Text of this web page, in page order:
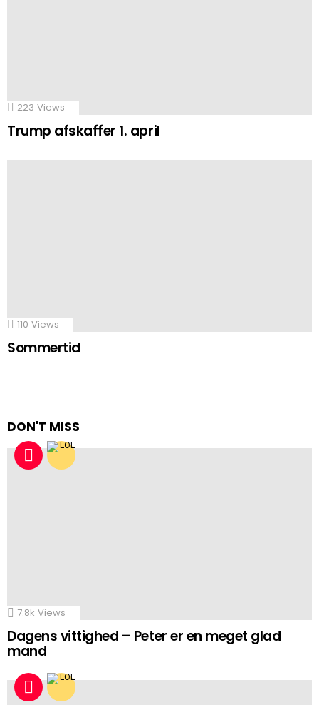
223 Views
Trump afskaffer 1. april
110 Views
Sommertid
DON'T MISS
7.8k Views
Dagens vittighed – Peter er en meget glad
mand